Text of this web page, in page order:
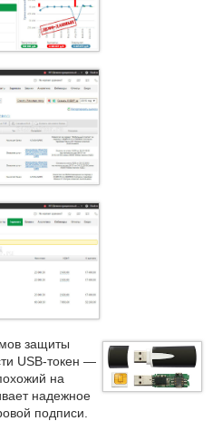
защиты
USB-токен —
на
надежное
подписи.